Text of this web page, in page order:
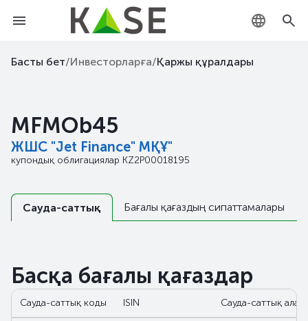
KZ
Басты бет/Инвесторларға/Қаржы құралдары
MFMOb45
ЖШС "Jet Finance" МҚҰ"
купондық облигациялар KZ2P00018195
Сауда-саттық Бағалы қағаздың сипаттамалары
Басқа бағалы қағаздар
Сауда-саттық коды ISIN Сауда-саттық алаң